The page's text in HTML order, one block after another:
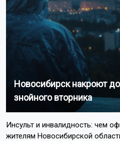
Новосибирск накроют
знойного вторника
Инсульт и инвалидность: чем
жителям Новосибирской